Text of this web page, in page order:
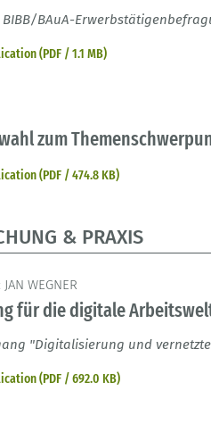
BAuA-
(PDF / 1.1 MB)
zum
(PDF / 474.8 KB)
& PRAXIS
JAN WEGNER
für die digitale
"Digitalisierung und
(PDF / 692.0 KB)